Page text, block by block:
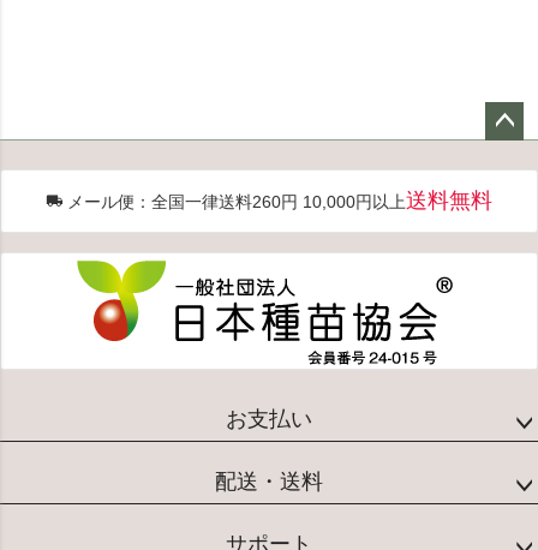
ップ
へ
メール便：全国一律送料260円 10,000円以上送料無料
お支払い
配送・送料
サポート